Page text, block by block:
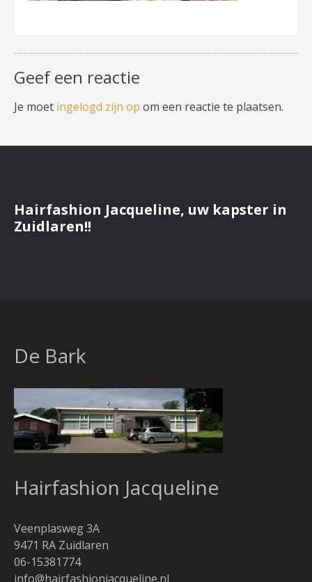
Geef een reactie
Je moet ingelogd zijn op om een reactie te plaatsen.
Hairfashion Jacqueline, uw kapster in
Zuidlaren!!
De Bark
Hairfashion Jacqueline
Veenplasweg 3A
9471 RA Zuidlaren
06-15381774
info@hairfashionjacqueline.nl